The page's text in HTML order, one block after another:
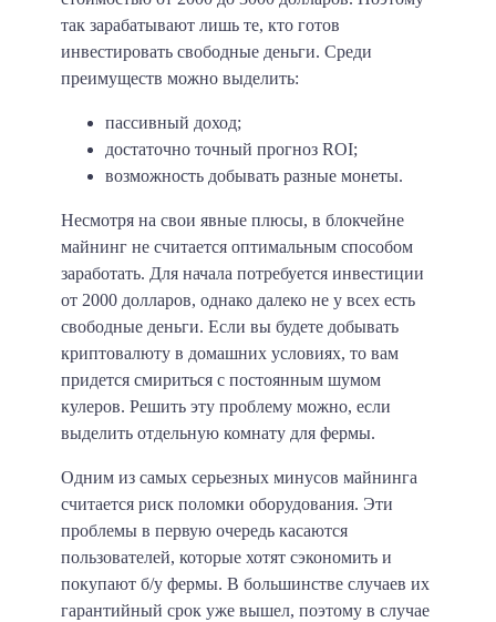
так зарабатывают лишь те, кто готов
инвестировать свободные деньги. Среди
преимуществ можно выделить:
пассивный доход;
достаточно точный прогноз ROI;
возможность добывать разные монеты.
Несмотря на свои явные плюсы, в блокчейне
майнинг не считается оптимальным способом
заработать. Для начала потребуется инвестиции
от 2000 долларов, однако далеко не у всех есть
свободные деньги. Если вы будете добывать
криптовалюту в домашних условиях, то вам
придется смириться с постоянным шумом
кулеров. Решить эту проблему можно, если
выделить отдельную комнату для фермы.
Одним из самых серьезных минусов майнинга
считается риск поломки оборудования. Эти
проблемы в первую очередь касаются
пользователей, которые хотят сэкономить и
покупают б/у фермы. В большинстве случаев их
гарантийный срок уже вышел, поэтому в случае